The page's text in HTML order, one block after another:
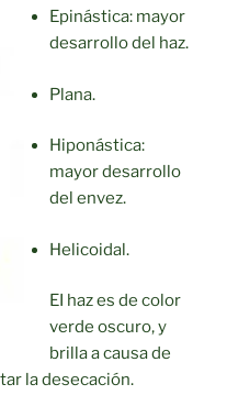
Epinástica: mayor
desarrollo del haz.
Plana.
Hiponástica:
mayor desarrollo
del envez.
Helicoidal.
EI haz es de color
verde oscuro, y
brilla a causa de
la desecación.